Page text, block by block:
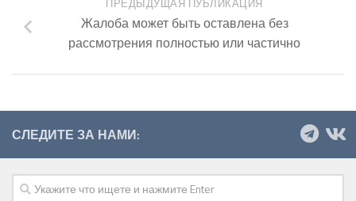
ПРЕДЫДУЩАЯ ПУБЛИКАЦИЯ
Жалоба может быть оставлена без
рассмотрения полностью или частично
СЛЕДИТЕ ЗА НАМИ: